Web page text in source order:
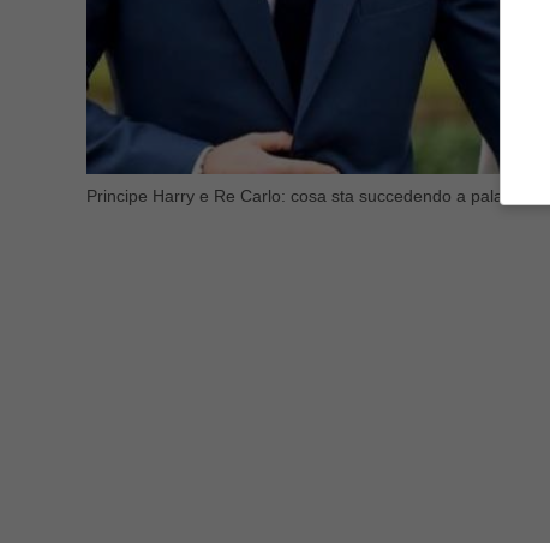
Principe Harry e Re Carlo: cosa sta succedendo a palazzo –